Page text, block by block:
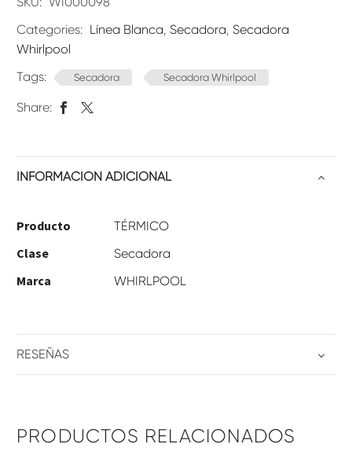
Categories: Línea Blanca, Secadora, Secadora
Whirlpool
Tags:
Secadora Secadora Whirlpool
Share:
INFORMACIÓN ADICIONAL
Producto TÉRMICO
Clase Secadora
Marca WHIRLPOOL
RESEÑAS
PRODUCTOS RELACIONADOS